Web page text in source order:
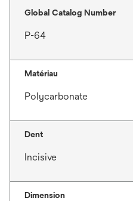
Global Catalog Number
P-64
Matériau
Polycarbonate
Dent
Incisive
Dimension